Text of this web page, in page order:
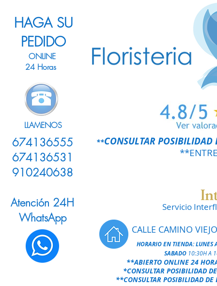
HAGA SU
PEDIDO
ONLINE
24 Horas
LLAMENOS
674136555
674136531
910240638
Atención 24H
WhatsApp
**CONSULTAR POSIBILIDAD
Servicio
CALLE CAMINO
HORARIO EN TIENDA:LUNES
SABADO 10:30H A
**ABIERTO ONLINE 24
*CONSULTAR POSIBILIDAD
**CONSULTAR POSIBILIDAD DE